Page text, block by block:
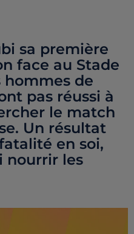
sa première
face au Stade
hommes de
pas réussi à
le match
Un résultat
en soi,
nourrir les